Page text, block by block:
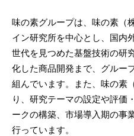
味の素グループは、味の素（
イン研究所を中心とし、国内
世代を見つめた基盤技術の研
化した商品開発まで、グルー
組んでいます。また、味の素
り、研究テーマの設定や評価
ークの構築、市場導入期の事
行っています。